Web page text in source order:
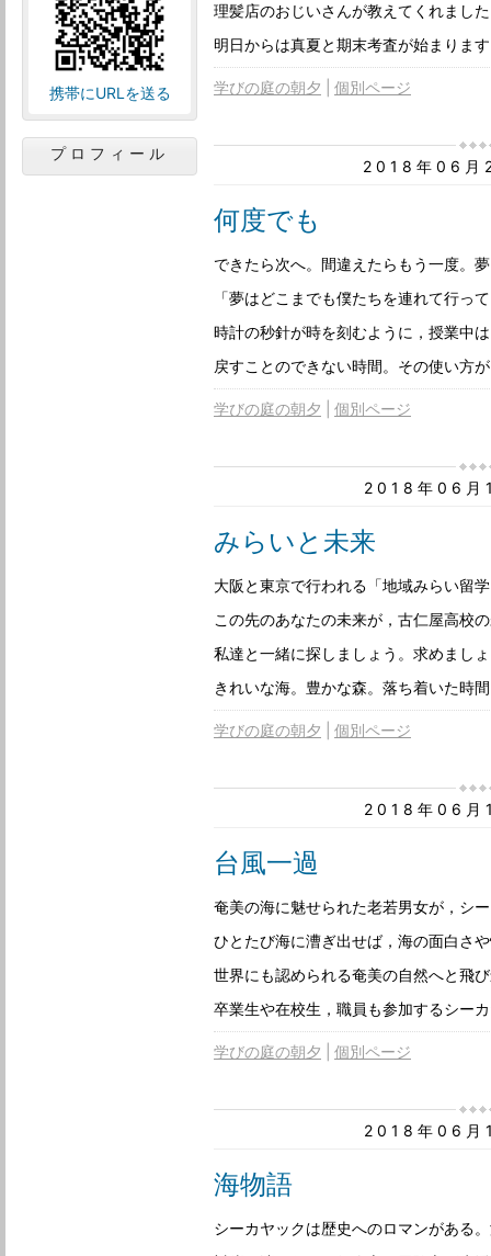
理髪店のおじいさんが教えてくれまし
明日からは真夏と期末考査が始まりま
学びの庭の朝夕 個別ページ
2018年06月
何度でも
できたら次へ。間違えたらもう一度。
「夢はどこまでも僕たちを連れて行っ
時計の秒針が時を刻むように，授業中
戻すことのできない時間。その使い方
学びの庭の朝夕 個別ページ
2018年06月
みらいと未来
大阪と東京で行われる「地域みらい留
この先のあなたの未来が，古仁屋高校
私達と一緒に探しましょう。求めまし
きれいな海。豊かな森。落ち着いた時
学びの庭の朝夕 個別ページ
2018年06月
台風一過
奄美の海に魅せられた老若男女が，シ
ひとたび海に漕ぎ出せば，海の面白さ
世界にも認められる奄美の自然へと飛
卒業生や在校生，職員も参加するシー
学びの庭の朝夕 個別ページ
2018年06月
海物語
シーカヤックは歴史へのロマンがある
携帯にURLを送る
プロフィール